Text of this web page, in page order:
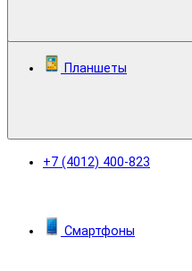
+7 (4012) 400-823
Планшеты
Смартфоны